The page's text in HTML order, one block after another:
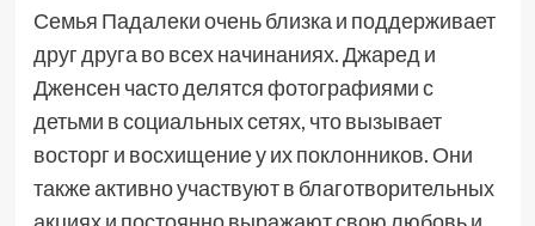
Семья Падалеки очень близка и поддерживает
друг друга во всех начинаниях. Джаред и
Дженсен часто делятся фотографиями с
детьми в социальных сетях, что вызывает
восторг и восхищение у их поклонников. Они
также активно участвуют в благотворительных